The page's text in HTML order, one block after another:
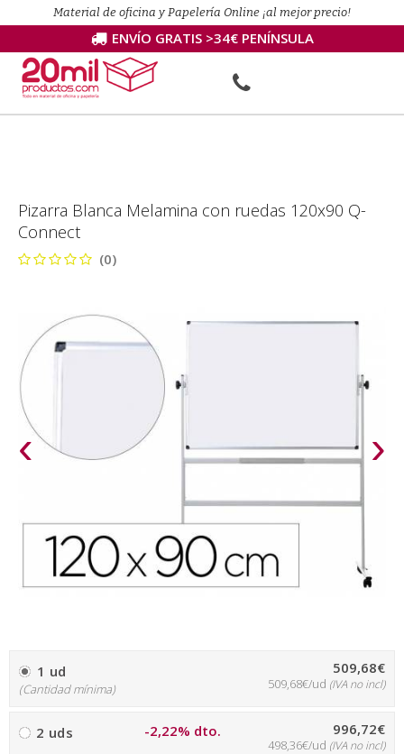
Material de oficina y Papelería Online ¡al mejor precio!
ENVÍO GRATIS >34€ PENÍNSULA
Pizarra Blanca Melamina con ruedas 120x90 Q-
Connect
(0)
‹ ›
1 ud
(Cantidad mínima)
509,68€
509,68€/ud (IVA no incl)
2 uds -2,22% dto. 996,72€
498,36€/ud (IVA no incl)